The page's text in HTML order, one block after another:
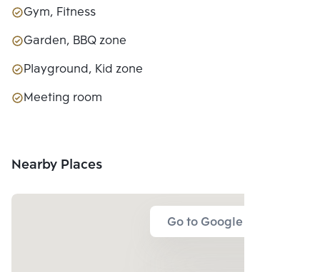
Gym, Fitness
Garden, BBQ zone
Playground, Kid zone
Meeting room
Nearby Places
Go to Google Map